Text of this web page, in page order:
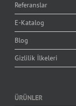
Referanslar
E-Katalog
Blog
Gizlilik İlkeleri
ÜRÜNLER